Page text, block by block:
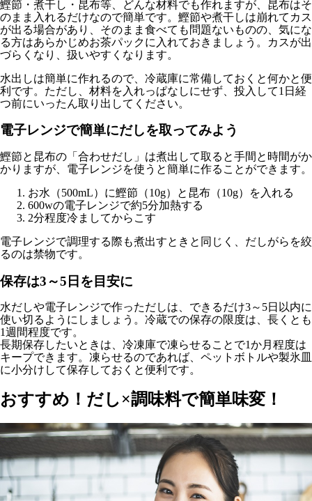
鰹節・煮干し・昆布等、どんな材料でも作れますが、昆布はそ
のまま入れるだけなので簡単です。鰹節や煮干しは崩れてカス
が出る場合があり、そのまま食べても問題ないものの、気にな
る方はあらかじめお茶パックに入れておきましょう。カスが出
づらくなり、扱いやすくなります。
水出しは簡単に作れるので、冷蔵庫に常備しておくと何かと便
利です。ただし、材料を入れっぱなしにせず、投入して1日経
つ前にいったん取り出してください。
電子レンジで簡単にだしを取ってみよう
鰹節と昆布の「合わせだし」は煮出して取ると手間と時間がか
かりますが、電子レンジを使うと簡単に作ることができます。
お水（500mL）に鰹節（10g）と昆布（10g）を入れる
600wの電子レンジで約5分加熱する
2分程度冷ましてからこす
電子レンジで調理する際も煮出すときと同じく、だしがらを絞
るのは禁物です。
保存は3～5日を目安に
水だしや電子レンジで作っただしは、できるだけ3～5日以内に
使い切るようにしましょう。冷蔵での保存の限度は、長くとも
1週間程度です。
長期保存したいときは、冷凍庫で凍らせることで1か月程度は
キープできます。凍らせるのであれば、ペットボトルや製氷皿
に小分けして保存しておくと便利です。
おすすめ！だし×調味料で簡単味変！